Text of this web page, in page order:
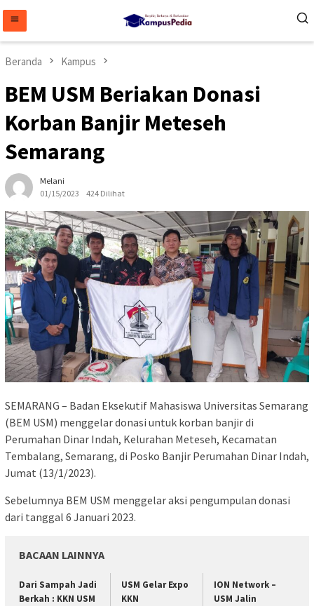
konten
Beranda Kampus
BEM USM Beriakan Donasi
Korban Banjir Meteseh
Semarang
Melani
01/15/2023
424 Dilihat
SEMARANG – Badan Eksekutif Mahasiswa Universitas Semarang
(BEM USM) menggelar donasi untuk korban banjir di
Perumahan Dinar Indah, Kelurahan Meteseh, Kecamatan
Tembalang, Semarang, di Posko Banjir Perumahan Dinar Indah,
Jumat (13/1/2023).
Sebelumnya BEM USM menggelar aksi pengumpulan donasi
dari tanggal 6 Januari 2023.
BACAAN LAINNYA
Dari Sampah Jadi
Berkah : KKN USM
USM Gelar Expo
KKN
ION Network –
USM Jalin